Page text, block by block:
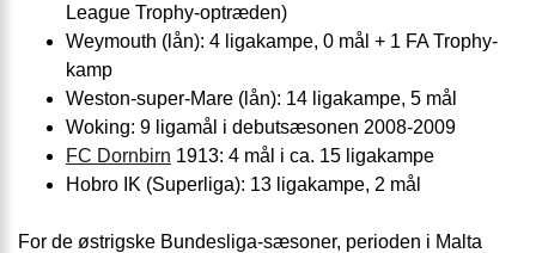
League Trophy-optræden)
Weymouth (lån): 4 ligakampe, 0 mål + 1 FA Trophy-
kamp
Weston-super-Mare (lån): 14 ligakampe, 5 mål
Woking: 9 ligamål i debutsæsonen 2008-2009
FC Dornbirn 1913: 4 mål i ca. 15 ligakampe
Hobro IK (Superliga): 13 ligakampe, 2 mål
For de østrigske Bundesliga-sæsoner, perioden i Malta